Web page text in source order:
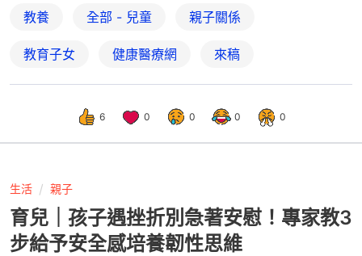
教養 全部 - 兒童 親子關係
教育子女 健康醫療網 來稿
6 0 0 0 0
生活 親子
育兒｜孩子遇挫折別急著安慰！專家教3
步給予安全感培養韌性思維